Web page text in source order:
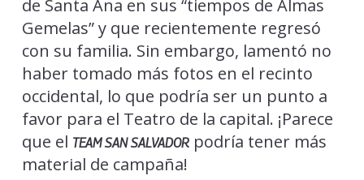
de Santa Ana en sus “tiempos de Almas
Gemelas” y que recientemente regresó
con su familia. Sin embargo, lamentó no
haber tomado más fotos en el recinto
occidental, lo que podría ser un punto a
favor para el Teatro de la capital. ¡Parece
que el TEAM SAN SALVADORpodría tener más
material de campaña!